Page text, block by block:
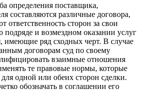
определения поставщика,
составляются различные договора,
ответственность сторон за свои
подряде и возмездном оказании услуг
имеющие ряд сходных черт. В случае
договорам суд по своему
взаимные отношения
те правовые нормы, которые
одной или обеих сторон сделки.
обозначать в соглашении его